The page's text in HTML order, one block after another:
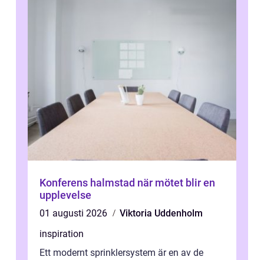
Konferens halmstad när mötet blir en
upplevelse
01 augusti 2026
Viktoria Uddenholm
inspiration
Ett modernt sprinklersystem är en av de